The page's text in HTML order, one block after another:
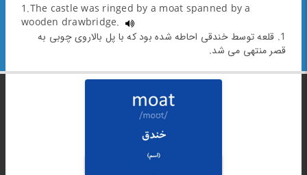
1.The castle was ringed by a moat spanned by a
wooden drawbridge.
1. قلعه توسط خندقی احاطه شده بود که با پل بالاروی چوبی به
قصر منتهی می شد.